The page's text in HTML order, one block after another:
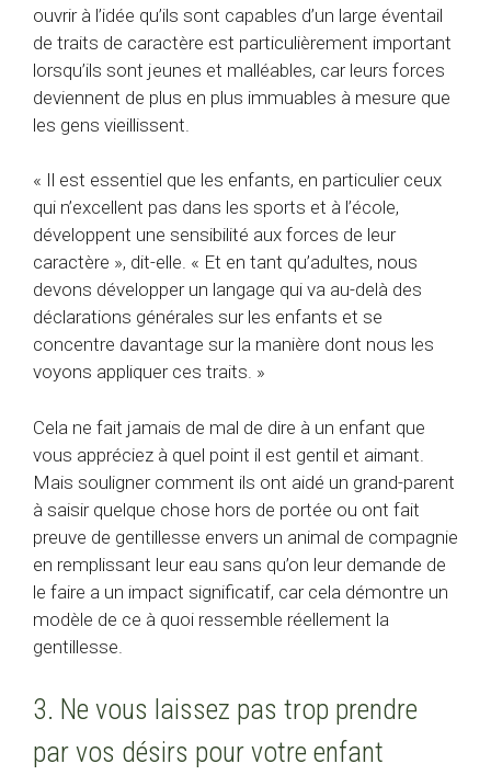
ouvrir à l’idée qu’ils sont capables d’un large éventail
de traits de caractère est particulièrement important
lorsqu’ils sont jeunes et malléables, car leurs forces
deviennent de plus en plus immuables à mesure que
les gens vieillissent.
« Il est essentiel que les enfants, en particulier ceux
qui n’excellent pas dans les sports et à l’école,
développent une sensibilité aux forces de leur
caractère », dit-elle. « Et en tant qu’adultes, nous
devons développer un langage qui va au-delà des
déclarations générales sur les enfants et se
concentre davantage sur la manière dont nous les
voyons appliquer ces traits. »
Cela ne fait jamais de mal de dire à un enfant que
vous appréciez à quel point il est gentil et aimant.
Mais souligner comment ils ont aidé un grand-parent
à saisir quelque chose hors de portée ou ont fait
preuve de gentillesse envers un animal de compagnie
en remplissant leur eau sans qu’on leur demande de
le faire a un impact significatif, car cela démontre un
modèle de ce à quoi ressemble réellement la
gentillesse.
3. Ne vous laissez pas trop prendre
par vos désirs pour votre enfant